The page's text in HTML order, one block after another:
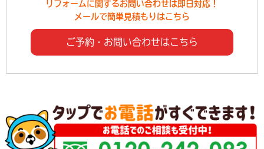
リフォームに関するお問い合わせは即日対応！
メールで簡単見積もりはこちら
ご予約・お問い合わせはこちら